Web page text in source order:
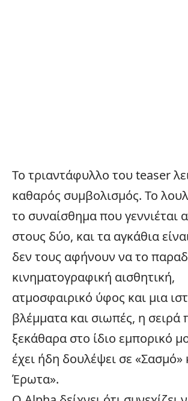
Το τριαντάφυλλο του teaser
καθαρός συμβολισμός. Το
το συναίσθημα που γεννιέται
στους δύο, και τα αγκάθια
δεν τους αφήνουν να το
κινηματογραφική αισθητική,
ατμοσφαιρικό ύφος και μια
βλέμματα και σιωπές, η σειρά
ξεκάθαρα στο ίδιο εμπορικό
έχει ήδη δουλέψει σε «Σασμό»
Έρωτα».